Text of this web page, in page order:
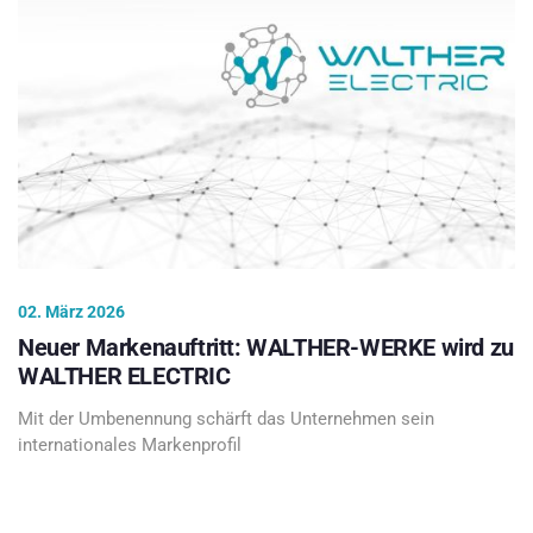
02. März 2026
Neuer Markenauftritt: WALTHER-WERKE wird zu
WALTHER ELECTRIC
Mit der Umbenennung schärft das Unternehmen sein
internationales Markenprofil